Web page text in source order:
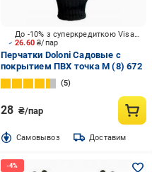
26.60₴/пар
До -10% з суперкредиткою Visa Вигода
Перчатки Doloni Садовые с
покрытием ПВХ точка M (8) 672
5
28 ₴/пар
Cамовывоз Доставим